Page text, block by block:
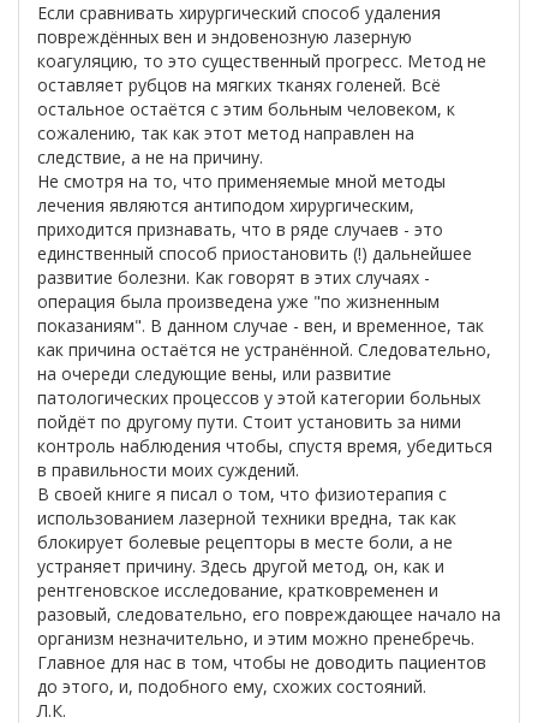
Если сравнивать хирургический способ удаления
повреждённых вен и эндовенозную лазерную
коагуляцию, то это существенный прогресс. Метод не
оставляет рубцов на мягких тканях голеней. Всё
остальное остаётся с этим больным человеком, к
сожалению, так как этот метод направлен на
следствие, а не на причину.
Не смотря на то, что применяемые мной методы
лечения являются антиподом хирургическим,
приходится признавать, что в ряде случаев - это
единственный способ приостановить (!) дальнейшее
развитие болезни. Как говорят в этих случаях -
операция была произведена уже "по жизненным
показаниям". В данном случае - вен, и временное, так
как причина остаётся не устранённой. Следовательно,
на очереди следующие вены, или развитие
патологических процессов у этой категории больных
пойдёт по другому пути. Стоит установить за ними
контроль наблюдения чтобы, спустя время, убедиться
в правильности моих суждений.
В своей книге я писал о том, что физиотерапия с
использованием лазерной техники вредна, так как
блокирует болевые рецепторы в месте боли, а не
устраняет причину. Здесь другой метод, он, как и
рентгеновское исследование, кратковременен и
разовый, следовательно, его повреждающее начало на
организм незначительно, и этим можно пренебречь.
Главное для нас в том, чтобы не доводить пациентов
до этого, и, подобного ему, схожих состояний.
Л.К.